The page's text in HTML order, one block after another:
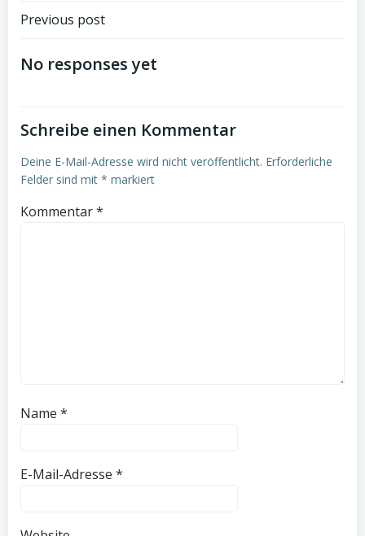
Post
navigation
Previous post
No responses yet
Schreibe einen Kommentar
Deine E-Mail-Adresse wird nicht veröffentlicht. Erforderliche
Felder sind mit * markiert
Kommentar*
Name *
E-Mail-Adresse *